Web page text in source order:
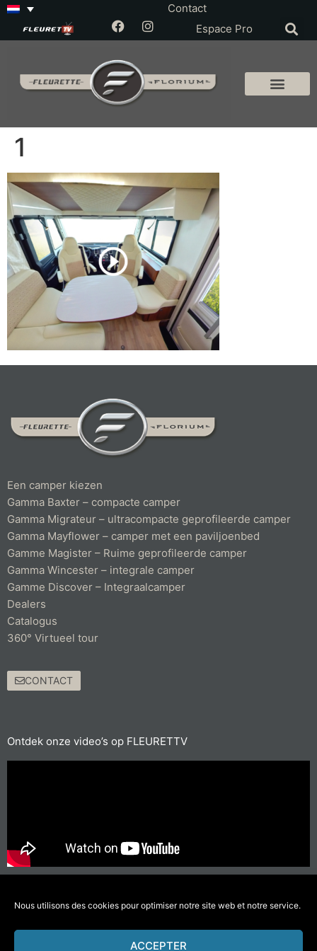
Nous utilisons des cookies pour optimiser notre site web et notre service.
ACCEPTER
Contact
Espace Pro
1
Een camper kiezen
Gamma Baxter – compacte camper
Gamma Migrateur – ultracompacte geprofileerde camper
Gamma Mayflower – camper met een paviljoenbed
Gamme Magister – Ruime geprofileerde camper
Gamma Wincester – integrale camper
Gamme Discover – Integraalcamper
Dealers
Catalogus
360° Virtueel tour
CONTACT
Ontdek onze video’s op FLEURETTV
#doeminderverplaatsingendenkaanhetmilieu